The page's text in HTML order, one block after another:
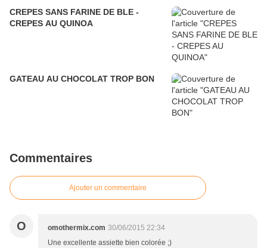
CREPES SANS FARINE DE BLE -
CREPES AU QUINOA
GATEAU AU CHOCOLAT TROP BON
Commentaires
Ajouter un commentaire
O omothermix.com 30/06/2015 22:34
Une excellente assiette bien colorée ;)